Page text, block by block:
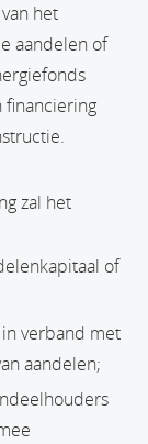
het
aandelen of
financiering
zal het
of
verband met
aandelen;